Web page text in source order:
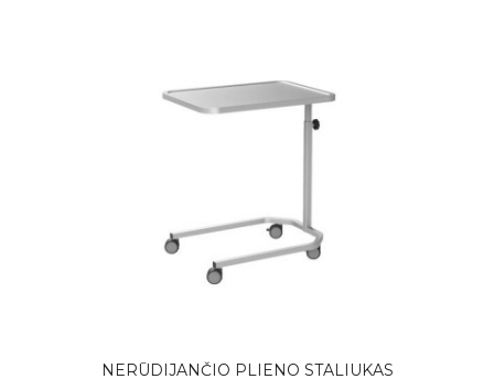
NERŪDIJANČIO PLIENO STALIUKAS